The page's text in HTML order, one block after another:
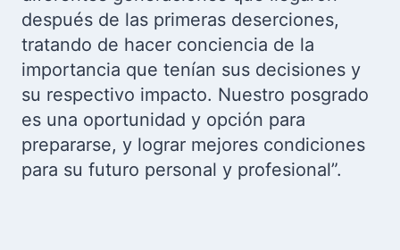
después de las primeras deserciones,
tratando de hacer conciencia de la
importancia que tenían sus decisiones y
su respectivo impacto. Nuestro posgrado
es una oportunidad y opción para
prepararse, y lograr mejores condiciones
para su futuro personal y profesional”.